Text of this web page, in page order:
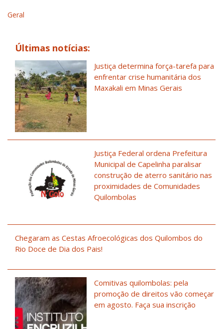
Geral
Últimas notícias:
Justiça determina força-tarefa para
enfrentar crise humanitária dos
Maxakali em Minas Gerais
Justiça Federal ordena Prefeitura
Municipal de Capelinha paralisar
construção de aterro sanitário nas
proximidades de Comunidades
Quilombolas
Chegaram as Cestas Afroecológicas dos Quilombos do
Rio Doce de Dia dos Pais!
Comitivas quilombolas: pela
promoção de direitos vão começar
em agosto. Faça sua inscrição